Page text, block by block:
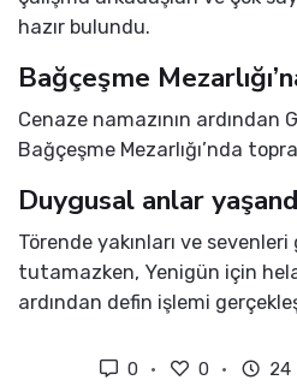
hazır bulundu.
Bağçeşme
Cenaze namazının ardından
Bağçeşme Mezarlığı’nda
Duygusal anlar
Törende yakınları ve sevenleri
tutamazken, Yenigün için
ardından defin işlemi
0 0 24